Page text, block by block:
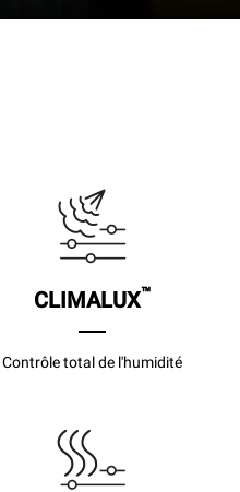
CLIMALUX™
Contrôle total de l'humidité